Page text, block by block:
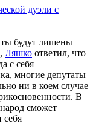
дуэли с
будут лишены
Ляшко ответил, что
с себя
многие депутаты
ни в коем случае
В
сможет
себя